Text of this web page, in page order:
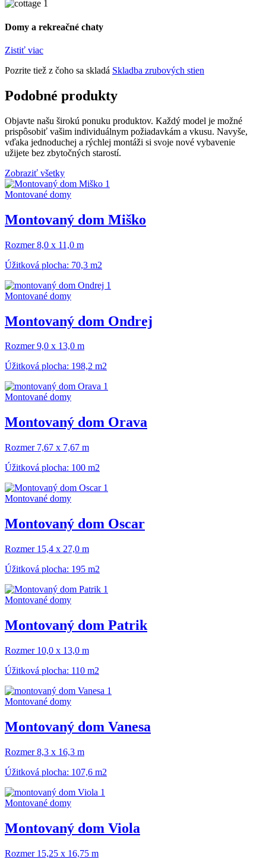
Domy a rekreačné chaty
Zistiť viac
Pozrite tiež z čoho sa skladá Skladba zrubových stien
Podobné produkty
Objavte našu širokú ponuku produktov. Každý model je možné
prispôsobiť vašim individuálnym požiadavkám a vkusu. Navyše,
vďaka jednoduchej a rýchlej montáži si svoje nové vybavenie
užijete bez zbytočných starostí.
Zobraziť všetky
Montované domy
Montovaný dom Miško
Rozmer 8,0 x 11,0 m
Úžitková plocha: 70,3 m2
Montované domy
Montovaný dom Ondrej
Rozmer 9,0 x 13,0 m
Úžitková plocha: 198,2 m2
Montované domy
Montovaný dom Orava
Rozmer 7,67 x 7,67 m
Úžitková plocha: 100 m2
Montované domy
Montovaný dom Oscar
Rozmer 15,4 x 27,0 m
Úžitková plocha: 195 m2
Montované domy
Montovaný dom Patrik
Rozmer 10,0 x 13,0 m
Úžitková plocha: 110 m2
Montované domy
Montovaný dom Vanesa
Rozmer 8,3 x 16,3 m
Úžitková plocha: 107,6 m2
Montované domy
Montovaný dom Viola
Rozmer 15,25 x 16,75 m